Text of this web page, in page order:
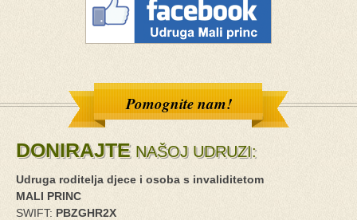
Pomognite nam!
DONIRAJTENAŠOJ UDRUZI:
Udruga roditelja djece i osoba s invaliditetom
MALI PRINC
SWIFT: PBZGHR2X